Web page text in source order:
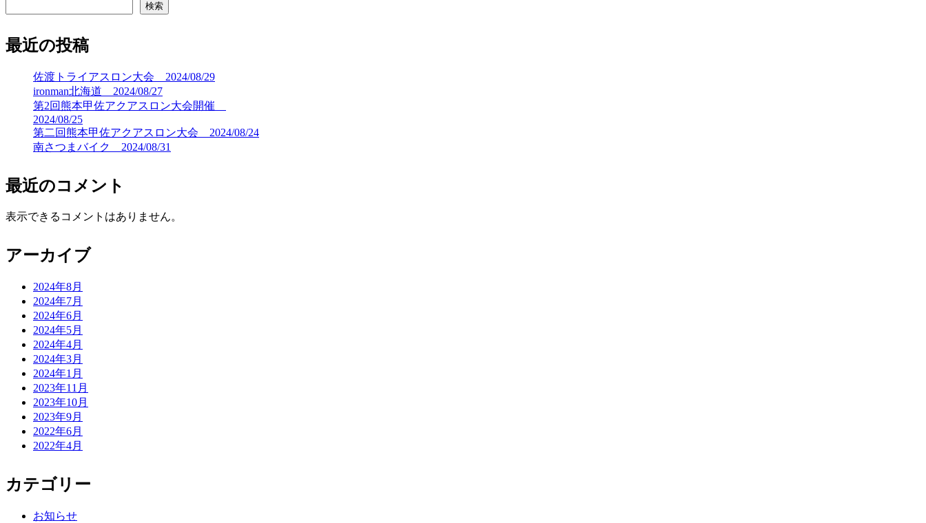
検索
最近の投稿
佐渡トライアスロン大会 2024/08/29
ironman北海道 2024/08/27
第2回熊本甲佐アクアスロン大会開催
2024/08/25
第二回熊本甲佐アクアスロン大会 2024/08/24
南さつまバイク 2024/08/31
最近のコメント
表示できるコメントはありません。
アーカイブ
2024年8月
2024年7月
2024年6月
2024年5月
2024年4月
2024年3月
2024年1月
2023年11月
2023年10月
2023年9月
2022年6月
2022年4月
カテゴリー
お知らせ